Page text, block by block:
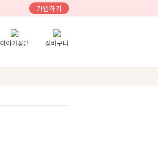
가입하기
이야기꽃밭 장바구니